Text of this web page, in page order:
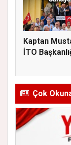
Kaptan
İTO
Çok